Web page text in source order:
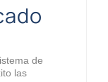
de
las